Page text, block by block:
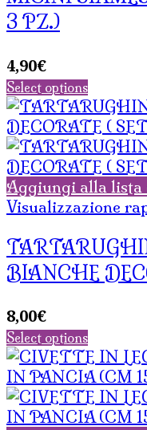
3 PZ.)
4,90€
Select options
Aggiungi alla lista
Visualizzazione
BIANCHE
8,00€
Select options